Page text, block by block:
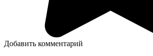
Добавить комментарий